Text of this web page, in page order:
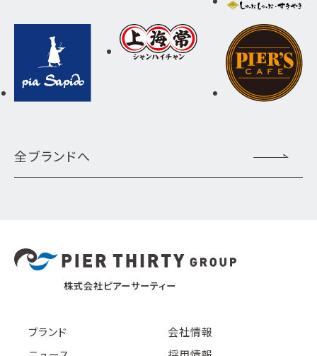
全ブランドへ
株式会社ピアーサーティー
ブランド
会社情報